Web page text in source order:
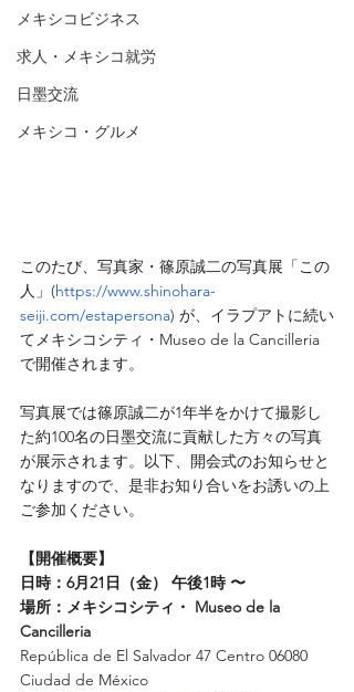
メキシコビジネス
求人・メキシコ就労
日墨交流
メキシコ・グルメ
このたび、写真家・篠原誠二の写真展「この
人」(https://www.shinohara-
seiji.com/estapersona) が、イラプアトに続い
てメキシコシティ・Museo de la Cancilleria
で開催されます。
写真展では篠原誠二が1年半をかけて撮影し
た約100名の日墨交流に貢献した方々の写真
が展示されます。以下、開会式のお知らせと
なりますので、是非お知り合いをお誘いの上
ご参加ください。
【開催概要】
日時：6月21日（金） 午後1時 〜
場所：メキシコシティ・ Museo de la
Cancilleria
República de El Salvador 47 Centro 06080
Ciudad de México